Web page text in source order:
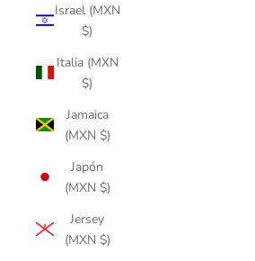
Israel (MXN
$)
Italia (MXN
$)
Jamaica
(MXN $)
Japón
(MXN $)
Jersey
(MXN $)